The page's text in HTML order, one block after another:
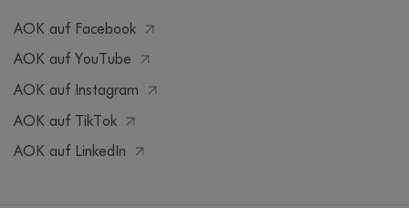
AOK auf Facebook
AOK auf YouTube
AOK auf Instagram
AOK auf TikTok
AOK auf LinkedIn